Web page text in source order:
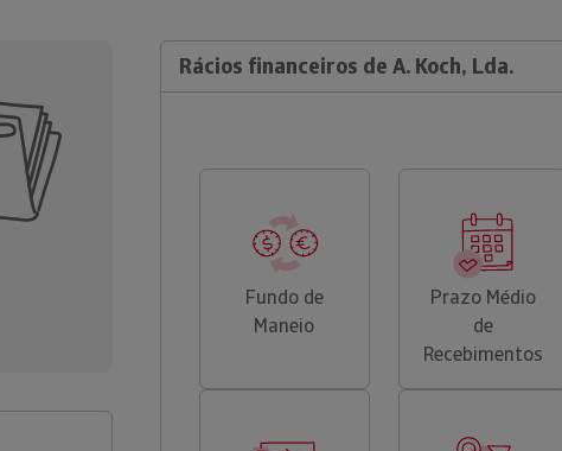
Rácios financeiros de A. Koch, Lda.
Fundo de
Maneio
Prazo Médio
de
Recebimentos